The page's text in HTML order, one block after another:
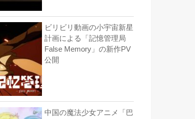
ビリビリ動画の小宇宙新星
計画による「記憶管理局
False Memory」の新作PV
公開
中国の魔法少女アニメ「巴